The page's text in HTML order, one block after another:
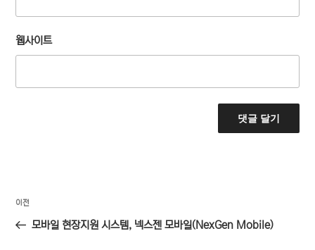
웹사이트
글
색
이
전
이전
모바일 현장지원 시스템, 넥스젠 모바일(NexGen Mobile)